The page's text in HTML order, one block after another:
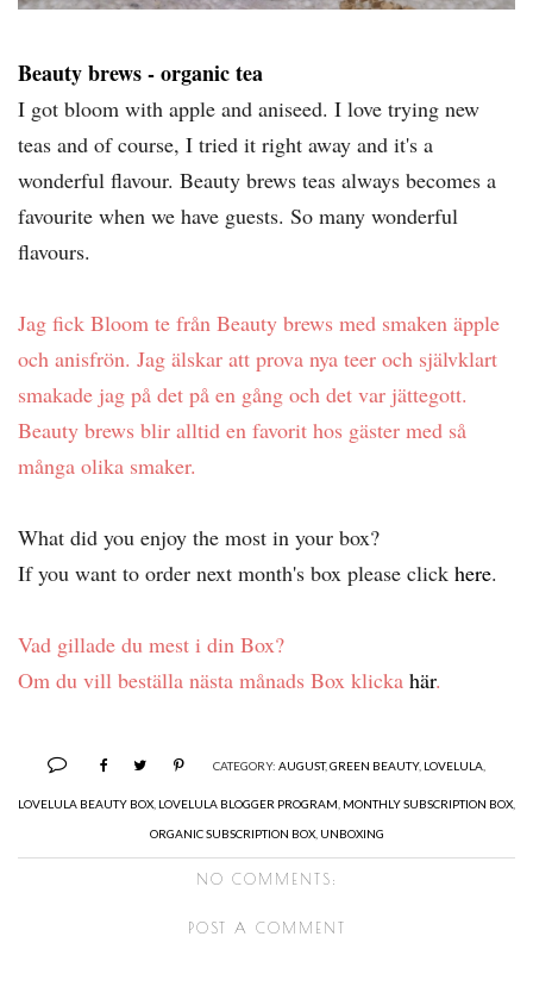
Beauty brews - organic tea
I got bloom with apple and aniseed. I love trying new
teas and of course, I tried it right away and it's a
wonderful flavour. Beauty brews teas always becomes a
favourite when we have guests. So many wonderful
flavours.
Jag fick Bloom te från Beauty brews med smaken äpple
och anisfrön. Jag älskar att prova nya teer och självklart
smakade jag på det på en gång och det var jättegott.
Beauty brews blir alltid en favorit hos gäster med så
många olika smaker.
What did you enjoy the most in your box?
If you want to order next month's box please click here.
Vad gillade du mest i din Box?
Om du vill beställa nästa månads Box klicka här.
CATEGORY: AUGUST,GREEN BEAUTY, LOVELULA
LOVELULA BEAUTY BOX LOVELULA BLOGGER PROGRAM MONTHLY SUBSCRIPTION BOX
ORGANIC SUBSCRIPTION BOX, UNBOXING
NO COMMENTS:
POST A COMMENT